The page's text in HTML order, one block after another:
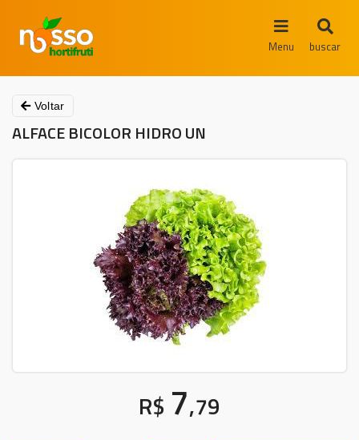
Menu buscar
Voltar
ALFACE BICOLOR HIDRO UN
R$ 7,79